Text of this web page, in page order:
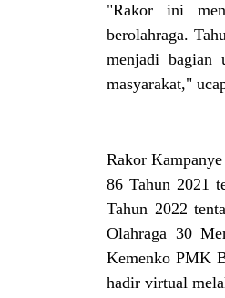
"Rakor ini
berolahraga.
menjadi bagian
masyarakat,"
Rakor
86 Tahun 2021
Tahun 2022
Olahraga 30
Kemenko PMK
hadir virtual